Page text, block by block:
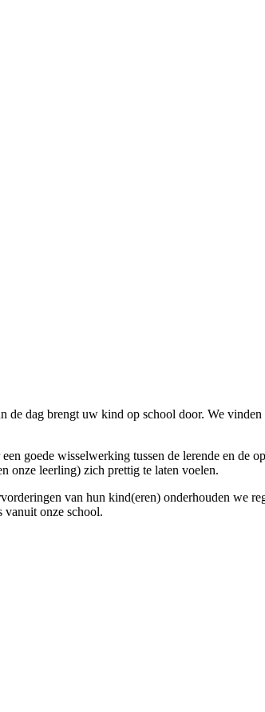
de dag brengt uw kind op school door. We
goede wisselwerking tussen de lerende en
onze leerling) zich prettig te laten voelen.
van hun kind(eren) onderhouden we
vanuit onze school.